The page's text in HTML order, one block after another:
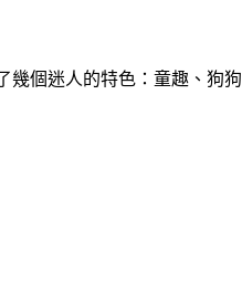
幾個迷人的特色：童趣、狗狗